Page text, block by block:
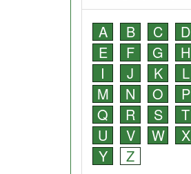
A B C
D
E
F G
H
I
J K
L
M
N O
P
Q
R S
T
U
V W
X
Y
Z